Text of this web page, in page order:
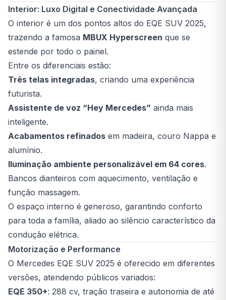
Interior: Luxo Digital e Conectividade Avançada
O interior é um dos pontos altos do EQE SUV 2025,
trazendo a famosa MBUX Hyperscreen que se
estende por todo o painel.
Entre os diferenciais estão:
Três telas integradas, criando uma experiência
futurista.
Assistente de voz “Hey Mercedes” ainda mais
inteligente.
Acabamentos refinados em madeira, couro Nappa e
alumínio.
Iluminação ambiente personalizável em 64 cores.
Bancos dianteiros com aquecimento, ventilação e
função massagem.
O espaço interno é generoso, garantindo conforto
para toda a família, aliado ao silêncio característico da
condução elétrica.
Motorização e Performance
O Mercedes EQE SUV 2025 é oferecido em diferentes
versões, atendendo públicos variados:
EQE 350+: 288 cv, tração traseira e autonomia de até